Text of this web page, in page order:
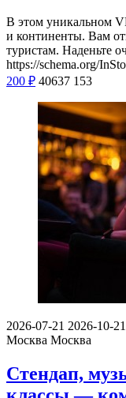
В этом уникальном
и континенты. Вам
туристам. Наденьте
https://schema.org/
200 ₽ 40637 153
2026-07-21 2026-10-21
Москва Москва
Стендап,